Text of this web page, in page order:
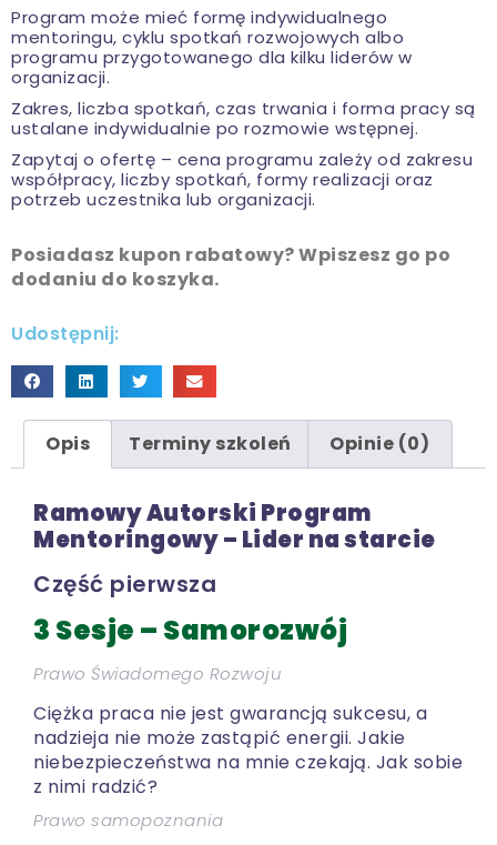
Program może mieć formę indywidualnego
mentoringu, cyklu spotkań rozwojowych albo
programu przygotowanego dla kilku liderów w
organizacji.
Zakres, liczba spotkań, czas trwania i forma pracy są
ustalane indywidualnie po rozmowie wstępnej.
Zapytaj o ofertę – cena programu zależy od zakresu
współpracy, liczby spotkań, formy realizacji oraz
potrzeb uczestnika lub organizacji.
Posiadasz kupon rabatowy? Wpiszesz go po
dodaniu do koszyka.
Udostępnij:
Opis Terminy szkoleń Opinie (0)
Ramowy Autorski Program
Mentoringowy – Lider na starcie
Część pierwsza
3 Sesje – Samorozwój
Prawo Świadomego Rozwoju
Ciężka praca nie jest gwarancją sukcesu, a
nadzieja nie może zastąpić energii. Jakie
niebezpieczeństwa na mnie czekają. Jak sobie
z nimi radzić?
Prawo samopoznania